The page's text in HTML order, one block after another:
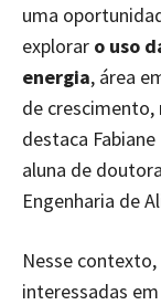
uma
explorar o uso
energia, área
de crescimento,
destaca
aluna de
Engenharia de
Nesse
interessadas